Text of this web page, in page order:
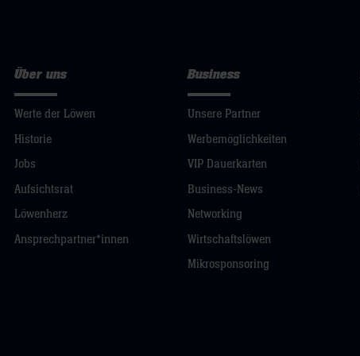
Über uns
Werte der Löwen
Historie
Jobs
Aufsichtsrat
Löwenherz
Ansprechpartner*innen
Business
Unsere Partner
Werbemöglichkeiten
VIP Dauerkarten
Business-News
Networking
Wirtschaftslöwen
Mikrosponsoring